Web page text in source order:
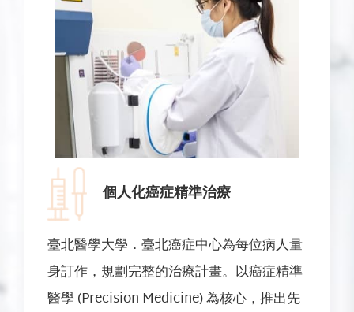
個人化癌症精準治療
臺北醫學大學．臺北癌症中心為每位病人量
身訂作，規劃完整的治療計畫。以癌症精準
醫學 (Precision Medicine) 為核心，推出先